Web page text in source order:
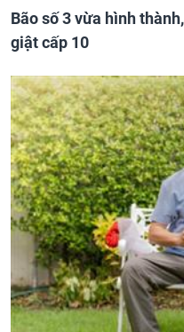
Bão số 3 vừa hình
giật cấp 10